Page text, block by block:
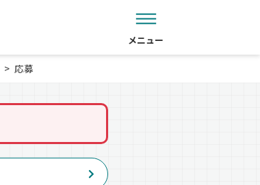
メニュー
応募